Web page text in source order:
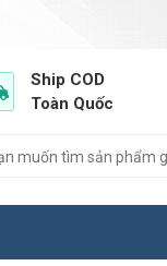
Ship COD
Toàn Quốc